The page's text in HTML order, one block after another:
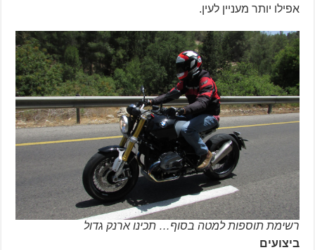
אפילו יותר מעניין לעין.
רשימת תוספות למטה בסוף… תכינו ארנק גדול
ביצועים